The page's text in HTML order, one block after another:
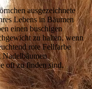
ausgezeichnete
Lebens in Bäumen
einen buschigen
zu halten, wenn
rote Fellfarbe
Nadelbäumen
oft zu finden sind.